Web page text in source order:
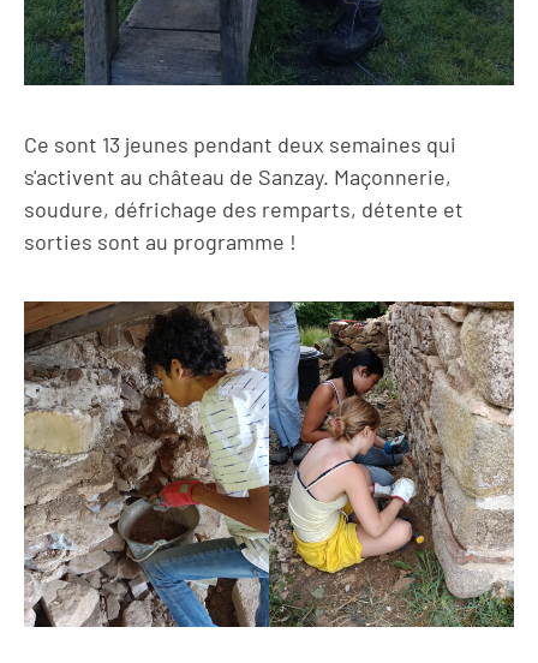
Ce sont 13 jeunes pendant deux semaines qui
s'activent au château de Sanzay. Maçonnerie,
soudure, défrichage des remparts, détente et
sorties sont au programme !